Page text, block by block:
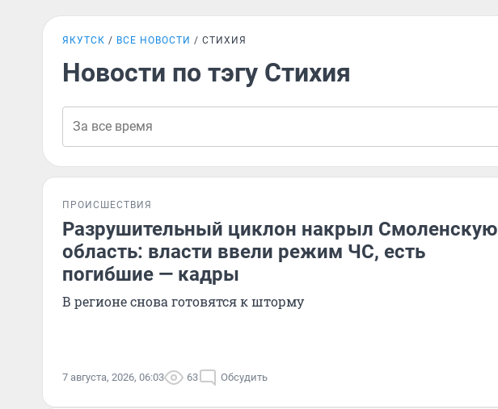
ЯКУТСК ВСЕ НОВОСТИ СТИХИЯ
Новости по тэгу Стихия
ПРОИСШЕСТВИЯ
Разрушительный циклон накрыл Смоленскую
область: власти ввели режим ЧС, есть
погибшие — кадры
В регионе снова готовятся к шторму
7 августа, 2026, 06:03 63 Обсудить